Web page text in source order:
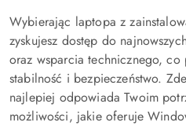
Wybierając laptopa z
zyskujesz dostęp do
oraz wsparcia technicznego, co
stabilność i bezpieczeństwo.
najlepiej odpowiada Twoim
możliwości, jakie oferuje